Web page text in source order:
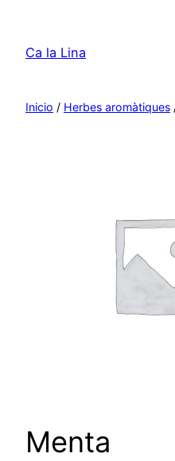
contenido
Ca la Lina
Inicio / Herbes aromàtiques
Menta